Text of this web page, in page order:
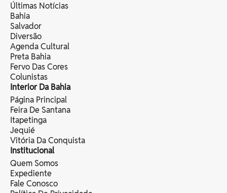
Últimas Notícias
Bahia
Salvador
Diversão
Agenda Cultural
Preta Bahia
Fervo Das Cores
Colunistas
Interior Da Bahia
Página Principal
Feira De Santana
Itapetinga
Jequié
Vitória Da Conquista
Institucional
Quem Somos
Expediente
Fale Conosco